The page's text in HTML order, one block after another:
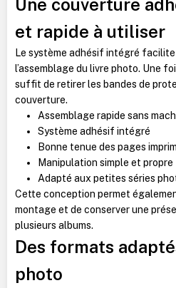
Une couverture
et rapide à utiliser
Le système adhésif intégré
l’assemblage du livre photo. Une
suffit de retirer les bandes de
couverture.
Assemblage rapide sans
Système adhésif intégré
Bonne tenue des pages
Manipulation simple et propre
Adapté aux petites séries
Cette conception permet
montage et de conserver une
plusieurs albums.
Des formats
photo